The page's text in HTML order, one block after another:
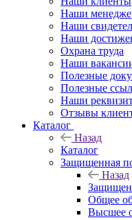
Наши
Наши
Наши
Охрана труда
Наши
Полезные
Полезные
Наши
Отзывы
Каталог
Назад
Каталог
Защищенная
Назад
Общее
Высшее